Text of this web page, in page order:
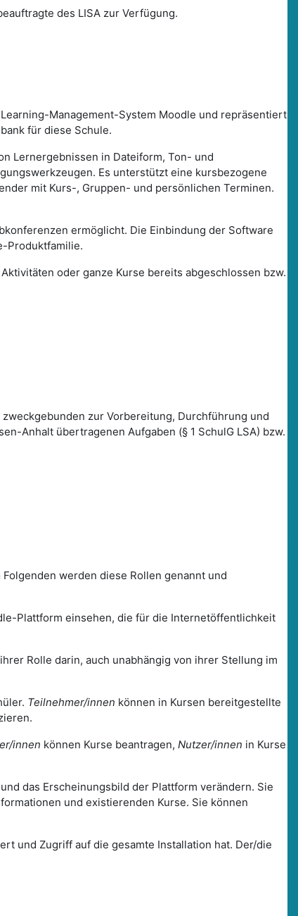
des LISA zur Verfügung.
Management-System Moodle und repräsentiert
für diese Schule.
Lernergebnissen in Dateiform, Ton- und
Es unterstützt eine kursbezogene
mit Kurs-, Gruppen- und persönlichen Terminen.
ermöglicht. Die Einbindung der Software
Produktfamilie.
oder ganze Kurse bereits abgeschlossen bzw.
zur Vorbereitung, Durchführung und
Anhalt übertragenen Aufgaben (§ 1 SchulG LSA) bzw.
werden diese Rollen genannt und
Plattform einsehen, die für die Internetöffentlichkeit
Rolle darin, auch unabhängig von ihrer Stellung im
Teilnehmer/innen können in Kursen bereitgestellte
innen können Kurse beantragen, Nutzer/innen in Kurse
das Erscheinungsbild der Plattform verändern. Sie
und existierenden Kurse. Sie können
und Zugriff auf die gesamte Installation hat. Der/die